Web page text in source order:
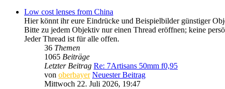
Low cost lenses from China
Hier könnt ihr eure Eindrücke und Beispielbilder günstiger
Bitte zu jedem Objektiv nur einen Thread eröffnen; keine
Jeder Thread ist für alle offen.
36 Themen
1065 Beiträge
Letzter Beitrag Re: 7Artisans 50mm f0,95
von oberbayer Neuester Beitrag
Mittwoch 22. Juli 2026, 19:47